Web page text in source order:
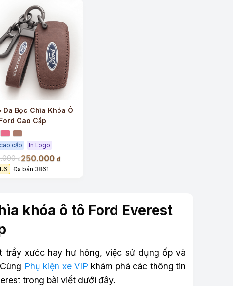
Da Bọc Chìa Khóa Ô
Cao Cấp
cấp In Logo
đ250.000 đ
Đã bán 3861
khóa ô tô Ford Everest
trầy xước hay hư hỏng, việc sử dụng ốp và
Phụ kiện xe VIP khám phá các thông tin
trong bài viết dưới đây.